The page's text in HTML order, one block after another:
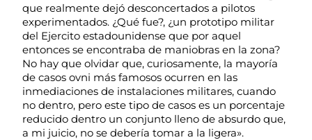
que realmente dejó desconcertados a pilotos
experimentados. ¿Qué fue?, ¿un prototipo militar
del Ejercito estadounidense que por aquel
entonces se encontraba de maniobras en la zona?
No hay que olvidar que, curiosamente, la mayoría
de casos ovni más famosos ocurren en las
inmediaciones de instalaciones militares, cuando
no dentro, pero este tipo de casos es un porcentaje
reducido dentro un conjunto lleno de absurdo que,
a mi juicio, no se debería tomar a la ligera».